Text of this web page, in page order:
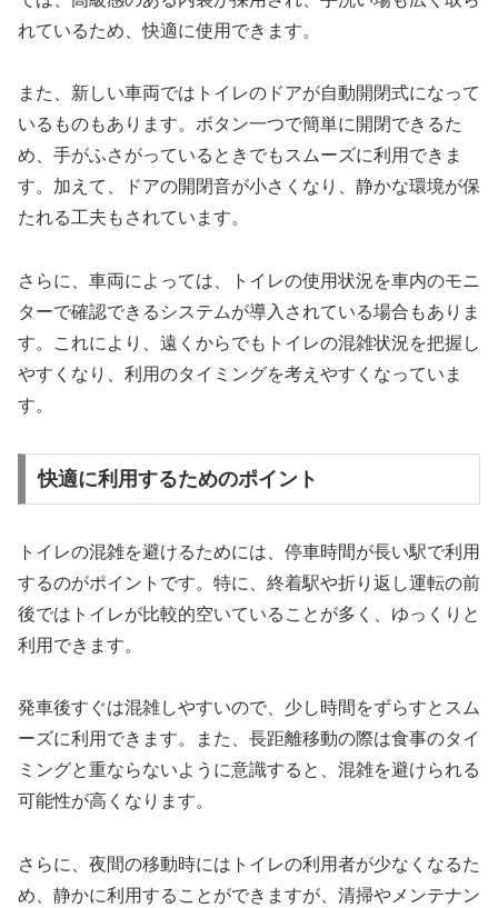
れているため、快適に使用できます。
また、新しい車両ではトイレのドアが自動開閉式になって
いるものもあります。ボタン一つで簡単に開閉できるた
め、手がふさがっているときでもスムーズに利用できま
す。加えて、ドアの開閉音が小さくなり、静かな環境が保
たれる工夫もされています。
さらに、車両によっては、トイレの使用状況を車内のモニ
ターで確認できるシステムが導入されている場合もありま
す。これにより、遠くからでもトイレの混雑状況を把握し
やすくなり、利用のタイミングを考えやすくなっていま
す。
快適に利用するためのポイント
トイレの混雑を避けるためには、停車時間が長い駅で利用
するのがポイントです。特に、終着駅や折り返し運転の前
後ではトイレが比較的空いていることが多く、ゆっくりと
利用できます。
発車後すぐは混雑しやすいので、少し時間をずらすとスム
ーズに利用できます。また、長距離移動の際は食事のタイ
ミングと重ならないように意識すると、混雑を避けられる
可能性が高くなります。
さらに、夜間の移動時にはトイレの利用者が少なくなるた
め、静かに利用することができますが、清掃やメンテナン